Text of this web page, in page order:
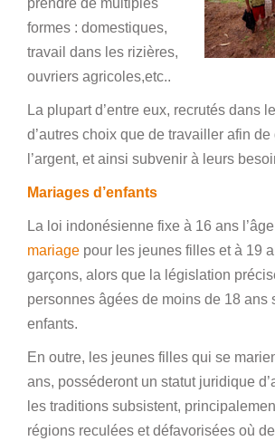
prendre de multiples
formes : domestiques,
travail dans les rizières,
ouvriers agricoles,etc..
La plupart d’entre eux, recrutés dans
d’autres choix que de travailler afin de
l’argent, et ainsi subvenir à leurs
Mariages d’enfants
La loi indonésienne fixe à 16 ans
mariage pour les jeunes filles et à 19
garçons, alors que la législation
personnes âgées de moins de 18 ans
enfants.
En outre, les jeunes filles qui se
ans, posséderont un statut juridique
les traditions subsistent,
régions reculées et défavorisées où